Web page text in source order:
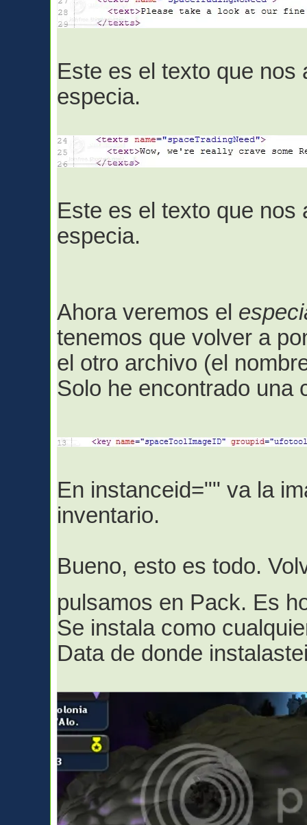
Este es el texto que nos
especia.
Este es el texto que nos
especia.
Ahora veremos el
tenemos que volver a
el otro archivo (el
Solo he encontrado una
En instanceid="" va la
inventario.
Bueno, esto es todo.
pulsamos en Pack. Es
Se instala como
Data de donde